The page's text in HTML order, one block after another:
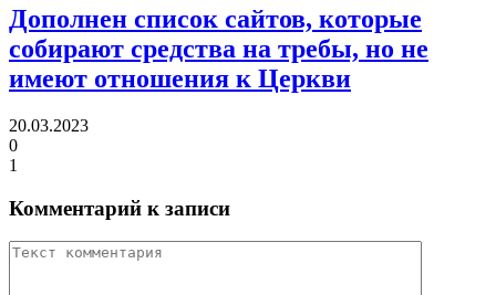
Дополнен список сайтов, которые
собирают средства на требы, но не
имеют отношения к Церкви
20.03.2023
0
1
Комментарий к записи